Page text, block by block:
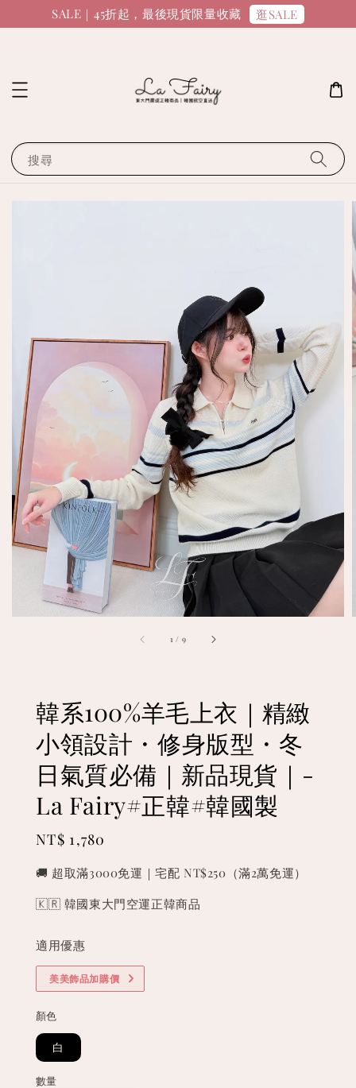
SALE｜45折起，最後現貨限量收藏 逛SALE
搜尋
1 / 9
韓系100%羊毛上衣｜精緻
小領設計・修身版型・冬
日氣質必備｜新品現貨｜-
La Fairy#正韓#韓國製
Regular
NT$ 1,780
🚚 超取滿3000免運｜宅配 NT$250（滿2萬免運）
🇰🇷 韓國東大門空運正韓商品
適用優惠
美美飾品加購價
顏色
白
數量